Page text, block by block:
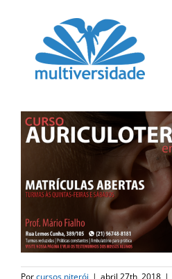
conteúdo
Porcursos niterói | abril 27th, 2018 |